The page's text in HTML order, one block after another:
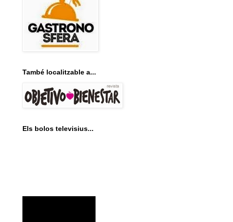
També localitzable a...
Els bolos televisius...